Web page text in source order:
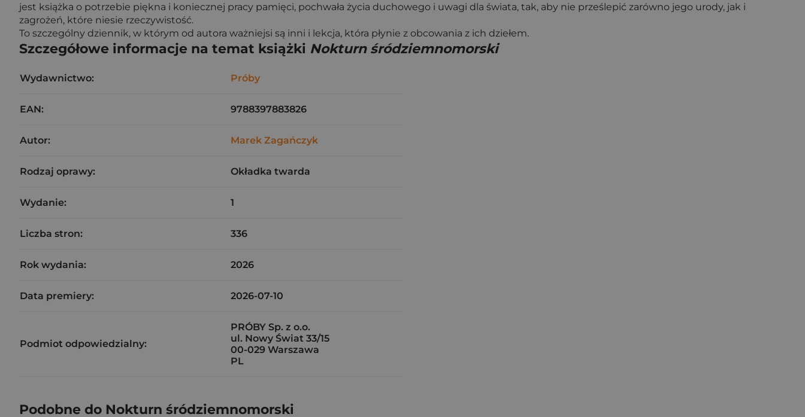
jest książka o potrzebie piękna i koniecznej pracy pamięci, pochwała życia duchowego i uwagi dla świata, tak, aby nie prześlepić zarówno jego urody, jak i
zagrożeń, które niesie rzeczywistość.
To szczególny dziennik, w którym od autora ważniejsi są inni i lekcja, która płynie z obcowania z ich dziełem.
Szczegółowe informacje na temat książki Nokturn śródziemnomorski
Wydawnictwo: Próby
EAN: 9788397883826
Autor: Marek Zagańczyk
Rodzaj oprawy: Okładka twarda
Wydanie: 1
Liczba stron: 336
Rok wydania: 2026
Data premiery: 2026-07-10
Podmiot odpowiedzialny:
PRÓBY Sp. z o.o.
ul. Nowy Świat 33/15
00-029 Warszawa
PL
Podobne do Nokturn śródziemnomorski